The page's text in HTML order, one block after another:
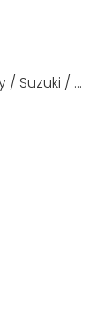
/ Suzuki / …